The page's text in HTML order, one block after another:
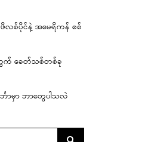
ဖိလစ်ပိုင်နဲ့ အမေရိကန် စစ်
က် ခေတ်သစ်တစ်ခု
ောမှာ ဘာတွေပါသလဲ